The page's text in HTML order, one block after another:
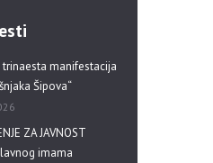
trinaesta manifestacija
Šipova“
ZA JAVNOST
imama